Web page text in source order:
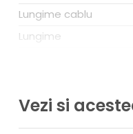
Lungime cablu
Lungime
Greutate
Vezi si